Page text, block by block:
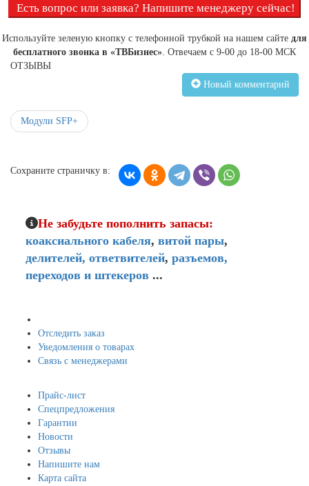
Есть вопрос или заявка? Напишите менеджеру сейчас!
Используйте зеленую кнопку с телефонной трубкой на нашем сайте для
бесплатного звонка в «ТВБизнес». Отвечаем с 9-00 до 18-00 МСК
ОТЗЫВЫ
Новый комментарий
Модули SFP+
Сохраните страничку в:
Не забудьте пополнить запасы:
коаксиального кабеля, витой пары,
делителей, ответвителей, разъемов,
переходов и штекеров ...
Отследить заказ
Уведомления о товарах
Связь с менеджерами
Прайс-лист
Спецпредложения
Гарантии
Новости
Отзывы
Напишите нам
Карта сайта